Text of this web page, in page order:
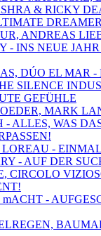
& RICKY
ANDREAS
INS NEUE
DÚO EL MAR
SILENCE
GEFÜHLE
MARK
ALLES, WAS
-
- AUF DER
CIRCOLO
-